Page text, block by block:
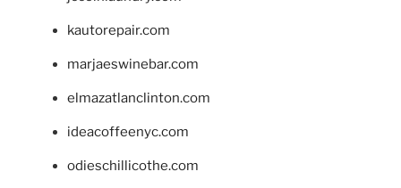
kautorepair.com
marjaeswinebar.com
elmazatlanclinton.com
ideacoffeenyc.com
odieschillicothe.com